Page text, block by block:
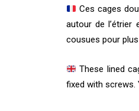
Ces cages
autour de
cousues pour
These lined
fixed with